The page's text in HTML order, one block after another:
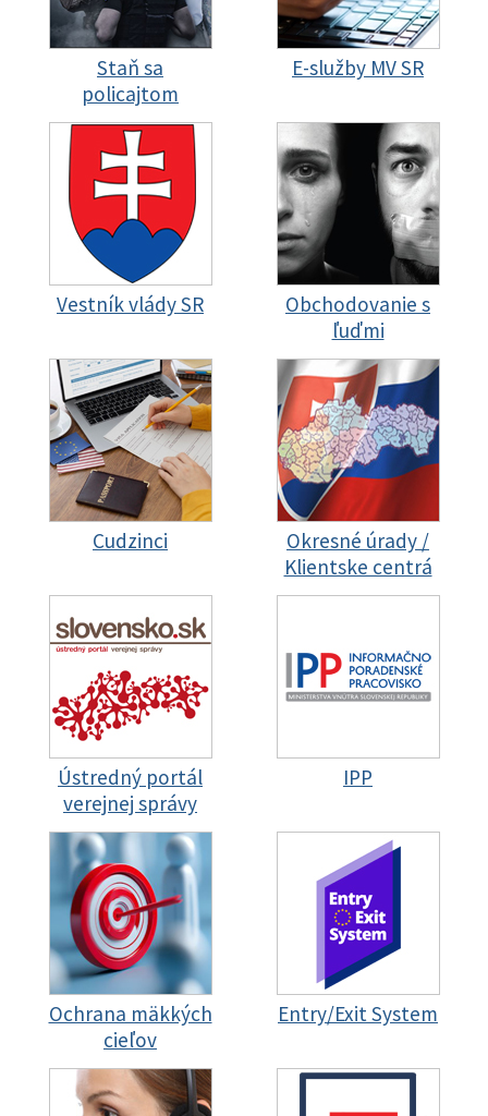
Staň sa
policajtom
E-služby MV SR
Vestník vlády SR
Obchodovanie s
ľuďmi
Cudzinci
Okresné úrady /
Klientske centrá
Ústredný portál
verejnej správy
IPP
Ochrana mäkkých
cieľov
Entry/Exit System